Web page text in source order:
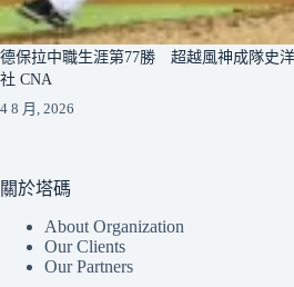
德保拉中職生涯第77勝 超越風神成隊史
社 CNA
4 8 月, 2026
關於塔碼
About Organization
Our Clients
Our Partners